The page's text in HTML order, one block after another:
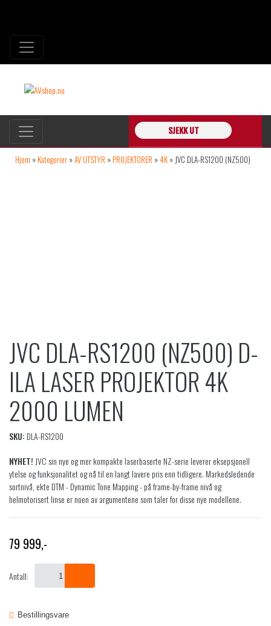
SJEKK UT
Hjem » Kategorier »AV UTSTYR » PROJEKTORER » 4K » JVC DLA-RS1200 (NZ500)
JVC DLA-RS1200 (NZ500) D-
ILA LASER PROJEKTOR 4K
2000 LUMEN
SKU: DLA-RS1200
NYHET! JVC sin nye og mer kompakte laserbaserte NZ-serie leverer eksepsjonell
ytelse og funksjonalitet og nå til en langt lavere pris enn tidligere. Markedsledende
sortnivå, ekte DTM - Dynamic Tone Mapping - på frame-by-frame nivå og
helmotorisert linse er noen av argumentene som taler for disse nye modellene.
79 999,-
Antall:
Bestillingsvare